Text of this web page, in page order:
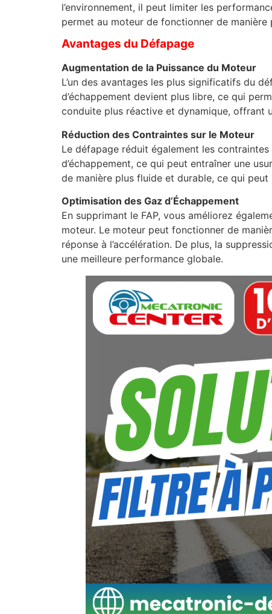
l’environnement, il peut limiter les
permet au moteur de fonctionner de manière
Avantages du Défapage
Augmentation de la Puissance du Moteur
L’un des avantages les plus significatifs du
d’échappement devient plus libre, ce qui
conduite plus réactive et dynamique, offrant
Réduction des Contraintes sur le Moteur
Le défapage réduit également les
d’échappement, ce qui peut entraîner une
de manière plus fluide et durable, ce qui
Optimisation des Gaz d’Échappement
En supprimant le FAP, vous améliorez
moteur. Le moteur peut fonctionner de
réponse à l’accélération. De plus, la
une meilleure performance globale.